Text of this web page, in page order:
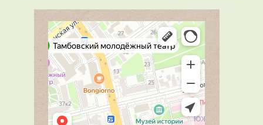
Актёр
Демидов Александр
Актриса
Малахов Сергей